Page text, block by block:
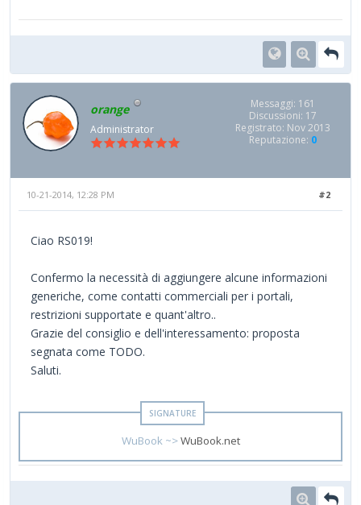
orange
Administrator
Messaggi: 161
Discussioni: 17
Registrato: Nov 2013
Reputazione: 0
#2
10-21-2014, 12:28 PM
Ciao RS019!
Confermo la necessità di aggiungere alcune informazioni
generiche, come contatti commerciali per i portali,
restrizioni supportate e quant'altro..
Grazie del consiglio e dell'interessamento: proposta
segnata come TODO.
Saluti.
WuBook ~>WuBook.net